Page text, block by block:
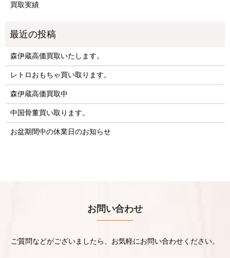
買取実績
森伊蔵高価買取いたします。
レトロおもちゃ買い取ります。
森伊蔵高価買取中
中国骨董買い取ります。
お盆期間中の休業日のお知らせ
お問い合わせ
ご質問などがございましたら、お気軽にお問い合わせください。